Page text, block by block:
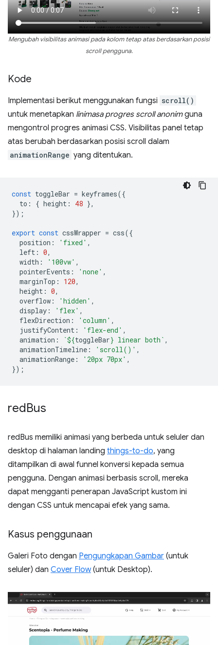
Mengubah visibilitas animasi pada kolom tetap atas berdasarkan posisi
scroll pengguna.
Kode
Implementasi berikut menggunakan fungsi scroll()
untuk menetapkan linimasa progres scroll anonimguna
mengontrol progres animasi CSS. Visibilitas panel tetap
atas berubah berdasarkan posisi scroll dalam
animationRange yang ditentukan.
const toggleBar = keyframes({
to : { height : 48 },
});
export const cssWrapper = css({
position : 'fixed' ,
left : 0,
width : '100vw' ,
pointerEvents : 'none' ,
marginTop : 120,
height : 0,
overflow : 'hidden' ,
display : 'flex' ,
flexDirection : 'column' ,
justifyContent : 'flex-end' ,
animation : `${toggleBar} linear both` ,
animationTimeline : 'scroll()' ,
animationRange : '20px 70px' ,
});
redBus
redBus memiliki animasi yang berbeda untuk seluler dan
desktop di halaman landing things-to-do, yang
ditampilkan di awal funnel konversi kepada semua
pengguna. Dengan animasi berbasis scroll, mereka
dapat mengganti penerapan JavaScript kustom ini
dengan CSS untuk mencapai efek yang sama.
Kasus penggunaan
Galeri Foto dengan Pengungkapan Gambar (untuk
seluler) dan Cover Flow(untuk Desktop).